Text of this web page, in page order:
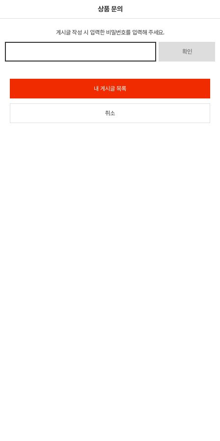
상품 문의
게시글 작성 시 입력한 비밀번호를 입력해 주세요.
확인
내 게시글 목록
취소